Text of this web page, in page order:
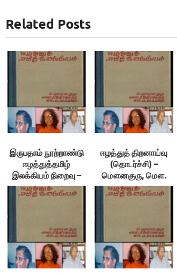
Related Posts
இருபதாம் நூற்றாண்டு
ஈழத்துத்தமிழ்
இலக்கியம் நிறைவு –
மௌனகுரு, மௌ.
சித்திரலேகா & எம். ஏ.
ஈழத்துத் திறனாய்வு
(தொடர்ச்சி) –
மௌனகுரு, மௌ.
சித்திரலேகா & எம். ஏ.
நுஃமான்